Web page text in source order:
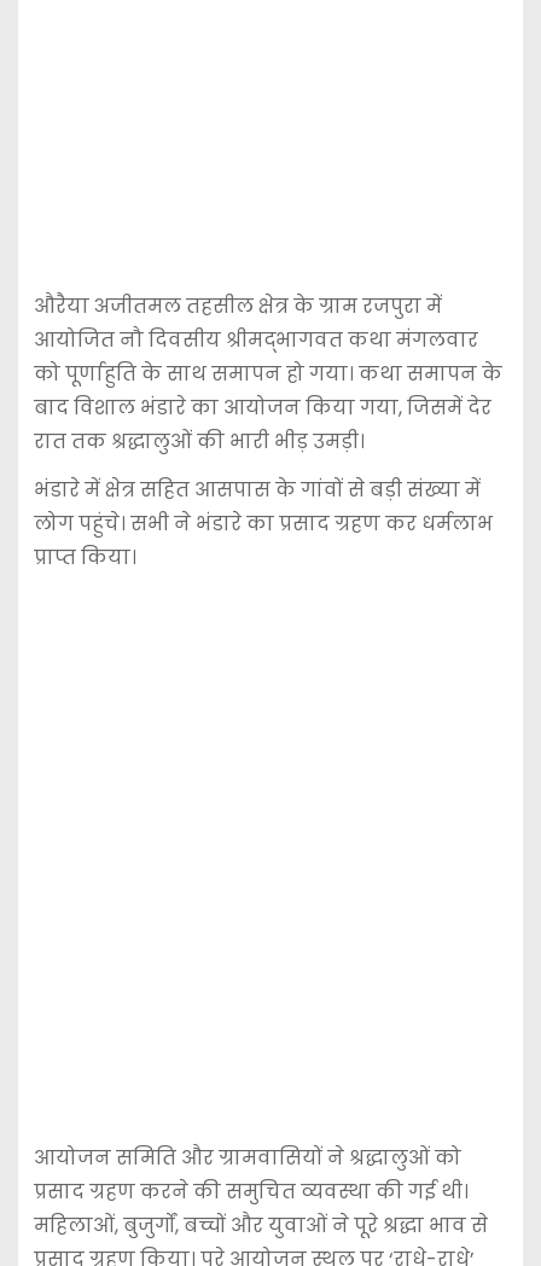
औरैया अजीतमल तहसील क्षेत्र के ग्राम रजपुरा में
आयोजित नौ दिवसीय श्रीमद्भागवत कथा मंगलवार
को पूर्णाहुति के साथ समापन हो गया। कथा समापन के
बाद विशाल भंडारे का आयोजन किया गया, जिसमें देर
रात तक श्रद्धालुओं की भारी भीड़ उमड़ी।
भंडारे में क्षेत्र सहित आसपास के गांवों से बड़ी संख्या में
लोग पहुंचे। सभी ने भंडारे का प्रसाद ग्रहण कर धर्मलाभ
प्राप्त किया।
आयोजन समिति और ग्रामवासियों ने श्रद्धालुओं को
प्रसाद ग्रहण करने की समुचित व्यवस्था की गई थी।
महिलाओं, बुजुर्गों, बच्चों और युवाओं ने पूरे श्रद्धा भाव से
प्रसाद ग्रहण किया। पूरे आयोजन स्थल पर ‘राधे-राधे’